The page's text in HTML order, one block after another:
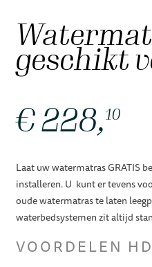
geschikt
€ 228,10
Laat uw watermatras GRATIS
installeren. U kunt er tevens
oude watermatras te laten
waterbedsystemen zit altijd
VOORDELEN